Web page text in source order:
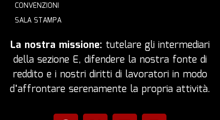
CONVENZIONI
SALA STAMPA
La nostra missione: tutelare gli intermediari
della sezione E, difendere la nostra fonte di
reddito e i nostri diritti di lavoratori in modo
d’affrontare serenamente la propria attività.